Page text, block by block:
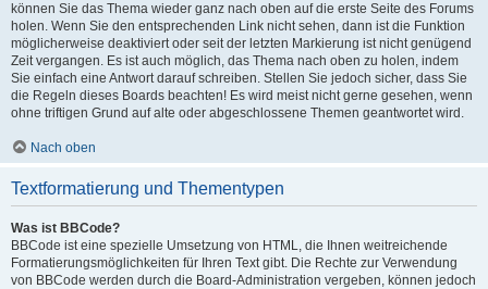
können Sie das Thema wieder ganz nach oben auf die erste Seite des Forums
holen. Wenn Sie den entsprechenden Link nicht sehen, dann ist die Funktion
möglicherweise deaktiviert oder seit der letzten Markierung ist nicht genügend
Zeit vergangen. Es ist auch möglich, das Thema nach oben zu holen, indem
Sie einfach eine Antwort darauf schreiben. Stellen Sie jedoch sicher, dass Sie
die Regeln dieses Boards beachten! Es wird meist nicht gerne gesehen, wenn
ohne triftigen Grund auf alte oder abgeschlossene Themen geantwortet wird.
Nach oben
Textformatierung und Thementypen
Was ist BBCode?
BBCode ist eine spezielle Umsetzung von HTML, die Ihnen weitreichende
Formatierungsmöglichkeiten für Ihren Text gibt. Die Rechte zur Verwendung
von BBCode werden durch die Board-Administration vergeben, können jedoch